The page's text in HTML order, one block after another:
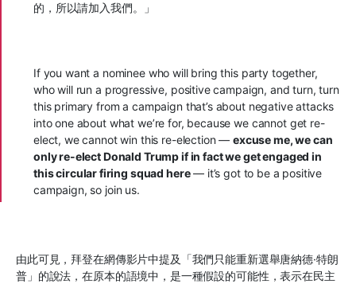
的，所以請加入我們。」
If you want a nominee who will bring this party together,
who will run a progressive, positive campaign, and turn, turn
this primary from a campaign that’s about negative attacks
into one about what we’re for, because we cannot get re-
elect, we cannot win this re-election —excuse me, we can
only re-elect Donald Trump if in fact we get engaged in
this circular firing squad here— it’s got to be a positive
campaign, so join us.
由此可見，拜登在網傳影片中提及「我們只能重新選舉唐納德·特朗
普」的說法，在原本的語境中，是一種假設的可能性，表示在民主